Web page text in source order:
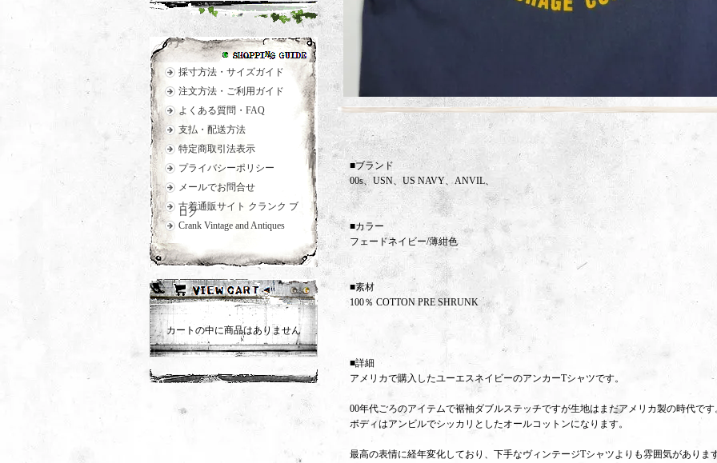
採寸方法・サイズガイド
注文方法・ご利用ガイド
よくある質問・FAQ
支払・配送方法
特定商取引法表示
プライバシーポリシー
メールでお問合せ
古着通販サイト クランク ブ
ログ
Crank Vintage and Antiques
カートの中に商品はありません
■ブランド
00s、USN、US NAVY、ANVIL、
■カラー
フェードネイビー/薄紺色
■素材
100％ COTTON PRE SHRUNK
■詳細
アメリカで購入したユーエスネイビーのアンカーTシャツです。
00年代ごろのアイテムで裾袖ダブルステッチですが生地はまだアメリカ製の時代です
ボディはアンビルでシッカリとしたオールコットンになります。
最高の表情に経年変化しており、下手なヴィンテージTシャツよりも雰囲気がありま